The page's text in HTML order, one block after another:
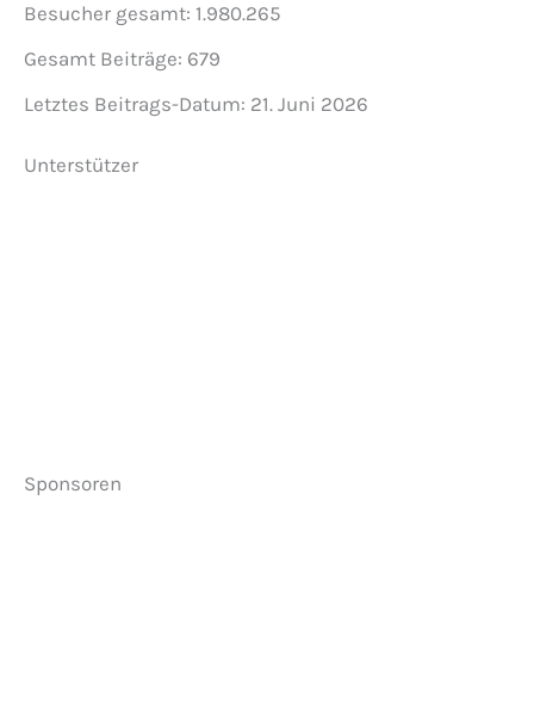
Besucher gesamt: 1.980.265
Gesamt Beiträge: 679
Letztes Beitrags-Datum: 21. Juni 2026
Unterstützer
Sponsoren